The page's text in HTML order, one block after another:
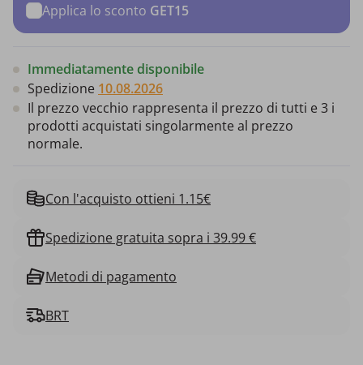
Applica lo sconto GET15
Immediatamente disponibile
Spedizione 10.08.2026
Il prezzo vecchio rappresenta il prezzo di tutti e 3 i
prodotti acquistati singolarmente al prezzo
normale.
Con l'acquisto ottieni 1.15€
Spedizione gratuita sopra i 39.99 €
Metodi di pagamento
BRT